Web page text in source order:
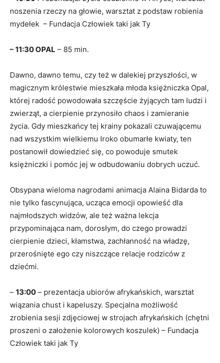
noszenia rzeczy na głowie, warsztat z podstaw robienia
mydełek – Fundacja Człowiek taki jak Ty
– 11:30 OPAL – 85 min.
Dawno, dawno temu, czy też w dalekiej przyszłości, w
magicznym królestwie mieszkała młoda księżniczka Opal,
której radość powodowała szczęście żyjących tam ludzi i
zwierząt, a cierpienie przynosiło chaos i zamieranie
życia. Gdy mieszkańcy tej krainy pokazali czuwającemu
nad wszystkim wielkiemu Iroko obumarłe kwiaty, ten
postanowił dowiedzieć się, co powoduje smutek
księżniczki i pomóc jej w odbudowaniu dobrych uczuć.
Obsypana wieloma nagrodami animacja Alaina Bidarda to
nie tylko fascynująca, ucząca emocji opowieść dla
najmłodszych widzów, ale też ważna lekcja
przypominająca nam, dorosłym, do czego prowadzi
cierpienie dzieci, kłamstwa, zachłanność na władzę,
przerośnięte ego czy niszczące relacje rodziców z
dziećmi.
– 13:00 – prezentacja ubiorów afrykańskich, warsztat
wiązania chust i kapeluszy. Specjalna możliwość
zrobienia sesji zdjęciowej w strojach afrykańskich (chętni
proszeni o założenie kolorowych koszulek) – Fundacja
Człowiek taki jak Ty